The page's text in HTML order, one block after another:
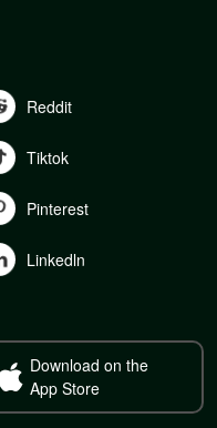
Reddit
Tiktok
Pinterest
Linkedln
Download on the
App Store